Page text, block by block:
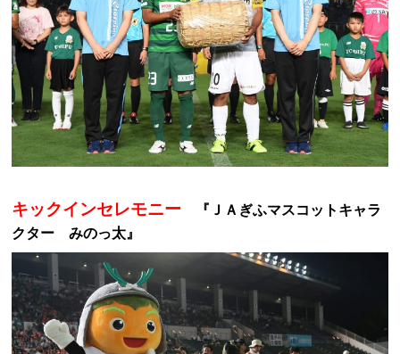
キックインセレモニー 『ＪＡぎふマスコットキャラ
クター みのっ太』